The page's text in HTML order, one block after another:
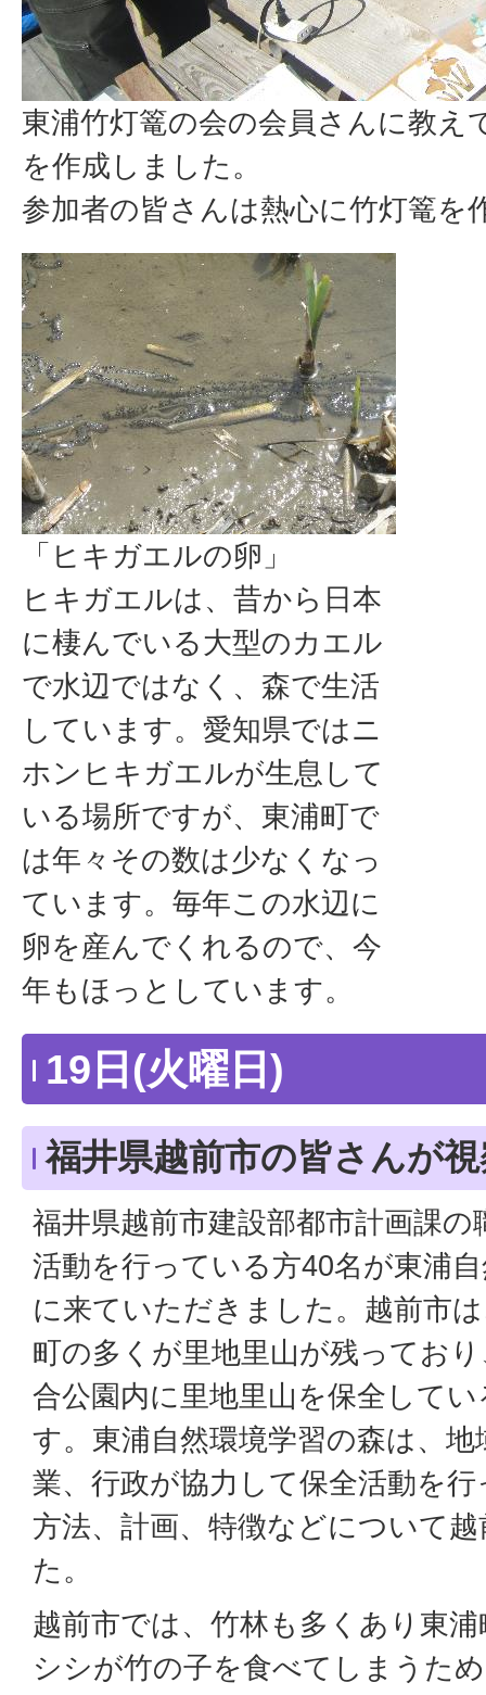
東浦竹灯篭の会の会員さんに教え
を作成しました。
参加者の皆さんは熱心に竹灯篭を
「ヒキガエルの卵」
ヒキガエルは、昔から日本
に棲んでいる大型のカエル
で水辺ではなく、森で生活
しています。愛知県ではニ
ホンヒキガエルが生息して
いる場所ですが、東浦町で
は年々その数は少なくなっ
ています。毎年この水辺に
卵を産んでくれるので、今
年もほっとしています。
19日(火曜日)
福井県越前市の皆さんが
福井県越前市建設部都市計画課
活動を行っている方40名が東浦
に来ていただきました。越前市
町の多くが里地里山が残ってお
合公園内に里地里山を保全して
す。東浦自然環境学習の森は、
業、行政が協力して保全活動を
方法、計画、特徴などについて
た。
越前市では、竹林も多くあり東
シシが竹の子を食べてしまうた